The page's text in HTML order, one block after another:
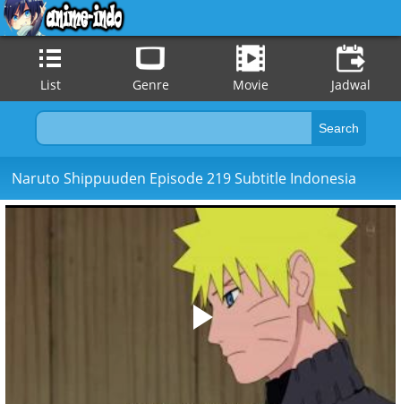
List Genre Movie Jadwal
Naruto Shippuuden Episode 219 Subtitle Indonesia